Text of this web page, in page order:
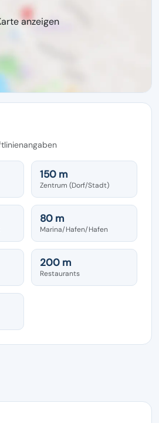
anzeigen
150 m
Zentrum (Dorf/Stadt)
80 m
Marina/Hafen/Hafen
200 m
Restaurants